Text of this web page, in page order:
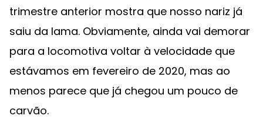
trimestre anterior mostra que nosso nariz já
saiu da lama. Obviamente, ainda vai demorar
para a locomotiva voltar à velocidade que
estávamos em fevereiro de 2020, mas ao
menos parece que já chegou um pouco de
carvão.